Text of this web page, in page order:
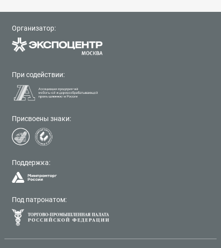
Организатор:
При содействии:
Присвоены знаки:
Поддержка:
Под патронатом: